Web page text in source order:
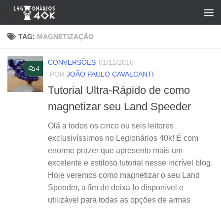
Skip to content
TAG: MAGNETIZAÇÃO
4
CONVERSÕES 01/11/2016
POR JOÃO PAULO CAVALCANTI
Tutorial Ultra-Rápido de como
magnetizar seu Land Speeder
Olá a todos os cinco ou seis leitores
exclusivíssimos no Legionários 40k! É com
enorme prazer que apresento mais um
excelente e estiloso tutorial nesse incrível blog.
Hoje veremos como magnetizar o seu Land
Speeder, a fim de deixa-lo disponível e
utilizável para todas as opções de armas